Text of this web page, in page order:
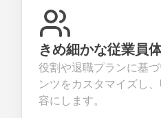
きめ細かな従業員
役割や退職プランに基
ンツをカスタマイズし
容にします。